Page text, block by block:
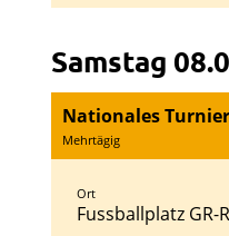
Samstag
Nationales
Mehrtägig
Ort
Fussballplatz GR-